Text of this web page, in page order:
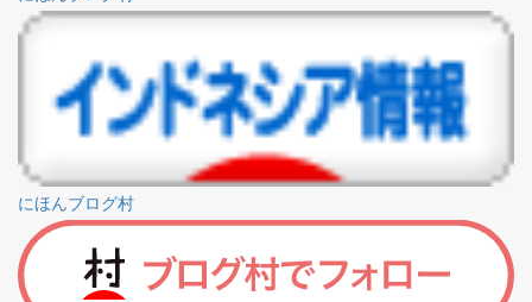
にほんブログ村